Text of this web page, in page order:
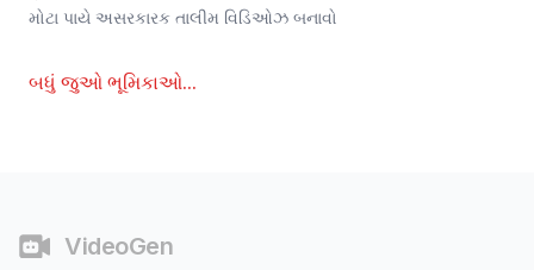
મોટા પાયે અસરકારક તાલીમ વિડિઓઝ બનાવો
બધું જુઓ ભૂમિકાઓ...
VideoGen